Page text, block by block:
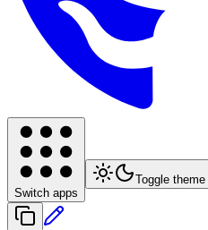
Switch apps
Toggle theme